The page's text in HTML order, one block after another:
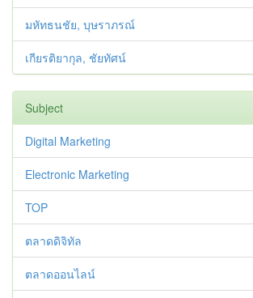
มหัทธนชัย, บุษราภรณ์
เกียรติยากุล, ชัยทัศน์
Subject
Digital Marketing
Electronic Marketing
TOP
ตลาดดิจิทัล
ตลาดออนไลน์